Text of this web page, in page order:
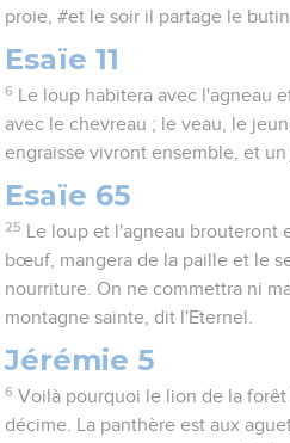
proie, #et le soir il partage le
Esaïe 11
6
Le loup habitera avec l'agneau
avec le chevreau ; le veau, le
engraisse vivront ensemble, et
Esaïe 65
25
Le loup et l'agneau
bœuf, mangera de la paille et le
nourriture. On ne commettra ni
montagne sainte, dit l'Eternel.
Jérémie 5
6 Voilà pourquoi le lion de la
décime. La panthère est aux